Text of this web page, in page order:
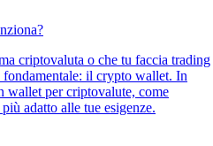
criptovaluta o che tu faccia trading
fondamentale: il crypto wallet. In
wallet per criptovalute, come
adatto alle tue esigenze.